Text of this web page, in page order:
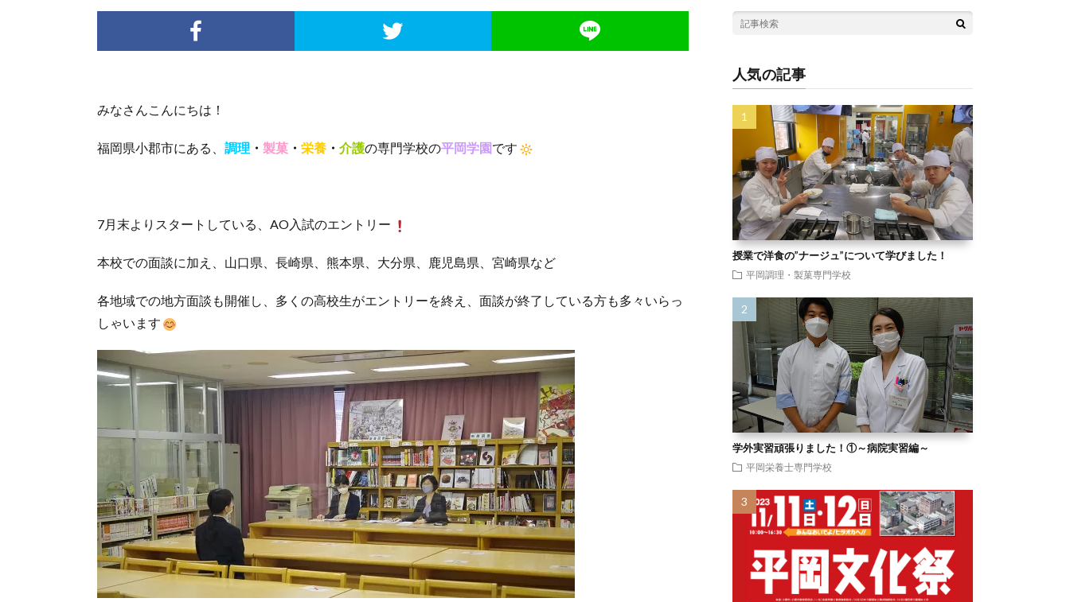
みなさんこんにちは！
福岡県小郡市にある、 調理 ・ 製菓 ・ 栄養 ・ 介護の専門学校の平岡学園です
7月末よりスタートしている、AO入試のエントリー
本校での面談に加え、山口県、長崎県、熊本県、大分県、鹿児島県、宮崎県など
各地域での地方面談も開催し、多くの高校生がエントリーを終え、面談が終了している方も多々いらっ
しゃいます
人気の記事
授業で洋食の”ナージュ”について学びました！
平岡調理・製菓専門学校
学外実習頑張りました！①～病院実習編～
平岡栄養士専門学校